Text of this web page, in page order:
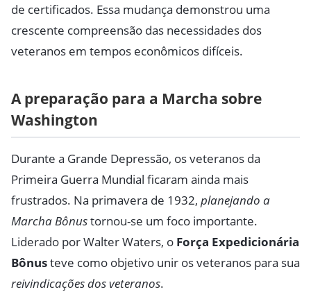
de certificados. Essa mudança demonstrou uma
crescente compreensão das necessidades dos
veteranos em tempos econômicos difíceis.
A preparação para a Marcha sobre
Washington
Durante a Grande Depressão, os veteranos da
Primeira Guerra Mundial ficaram ainda mais
frustrados. Na primavera de 1932, planejando a
Marcha Bônustornou-se um foco importante.
Liderado por Walter Waters, o Força Expedicionária
Bônusteve como objetivo unir os veteranos para sua
reivindicações dos veteranos.